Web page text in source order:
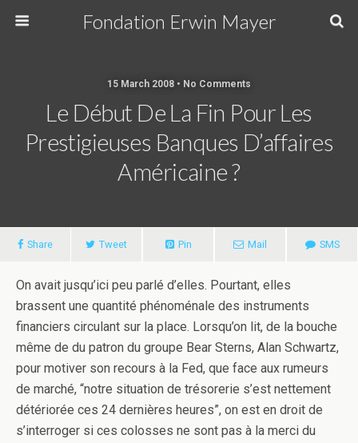
Fondation Erwin Mayer
15 March 2008 • No Comments
Le Début De La Fin Pour Les
Prestigieuses Banques D’affaires
Américaine ?
Share Tweet Pin Mail SMS
On avait jusqu’ici peu parlé d’elles. Pourtant, elles
brassent une quantité phénoménale des instruments
financiers circulant sur la place. Lorsqu’on lit, de la bouche
même de du patron du groupe Bear Sterns, Alan Schwartz,
pour motiver son recours à la Fed, que face aux rumeurs
de marché, “notre situation de trésorerie s’est nettement
détériorée ces 24 dernières heures”, on est en droit de
s’interroger si ces colosses ne sont pas à la merci du